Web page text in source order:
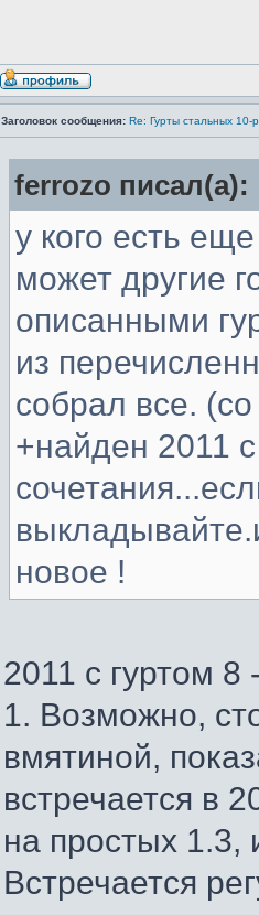
Заголовок сообщения: Re: Гурты стальных 10-
ferrozo писал(а):
у кого есть
может другие
описанными
из
собрал все.
+найден 2011
новое !
2011 с гуртом 8
1. Возможно,
вмятиной,
встречается в
на простых 1.3,
Встречается